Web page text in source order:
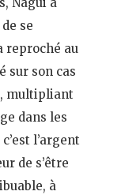
Nagui a
se
reproché au
sur son cas
multipliant
dans les
l’argent
de s’être
à